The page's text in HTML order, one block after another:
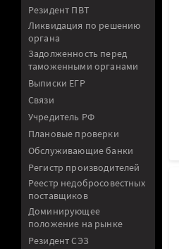
Резидент ПВТ
Ликвидация по решению
органа
Задолженность перед
таможенными органами
Выписки ЕГР
Связи
Учредитель РФ
Плановые проверки
Обслуживающие банки
Регистр производителей
Реестр недобросовестных
поставщиков
Доминирующее
положение на рынке
Резидент СЭЗ